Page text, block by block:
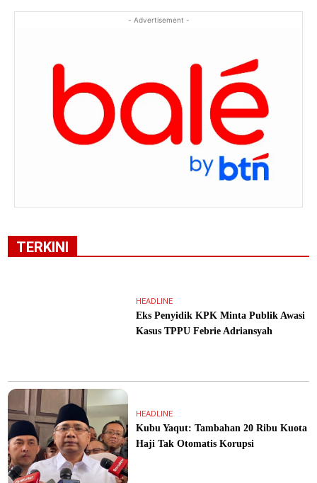
- Advertisement -
TERKINI
HEADLINE
Eks Penyidik KPK Minta Publik Awasi
Kasus TPPU Febrie Adriansyah
HEADLINE
Kubu Yaqut: Tambahan 20 Ribu Kuota
Haji Tak Otomatis Korupsi